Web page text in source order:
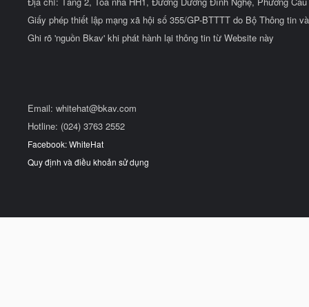
Giấy phép thiết lập mạng xã hội số 355/GP-BTTTT do Bộ Thông tin
Ghi rõ 'nguồn Bkav' khi phát hành lại thông tin từ Website này
Email: whitehat@bkav.com
Hotline: (024) 3763 2552
Facebook: WhiteHat
Quy định và điều khoản sử dụng